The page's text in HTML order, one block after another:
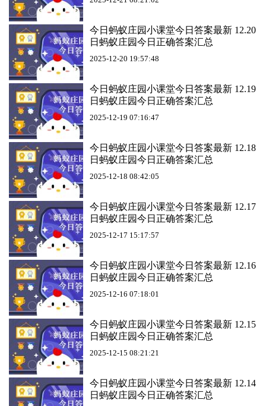
今日蚂蚁庄园小课堂今日答案最新 12.20
日蚂蚁庄园今日正确答案汇总
2025-12-20 19:57:48
今日蚂蚁庄园小课堂今日答案最新 12.19
日蚂蚁庄园今日正确答案汇总
2025-12-19 07:16:47
今日蚂蚁庄园小课堂今日答案最新 12.18
日蚂蚁庄园今日正确答案汇总
2025-12-18 08:42:05
今日蚂蚁庄园小课堂今日答案最新 12.17
日蚂蚁庄园今日正确答案汇总
2025-12-17 15:17:57
今日蚂蚁庄园小课堂今日答案最新 12.16
日蚂蚁庄园今日正确答案汇总
2025-12-16 07:18:01
今日蚂蚁庄园小课堂今日答案最新 12.15
日蚂蚁庄园今日正确答案汇总
2025-12-15 08:21:21
今日蚂蚁庄园小课堂今日答案最新 12.14
日蚂蚁庄园今日正确答案汇总